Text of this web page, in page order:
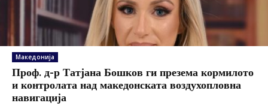
Македонија
Проф. д-р Татјана Бошков ги презема кормилото
и контролата над македонската воздухопловна
навигација